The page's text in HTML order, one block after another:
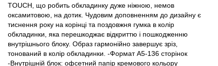
TOUCH, що робить обкладинку дуже ніжною, немов
оксамитовою, на дотик. Чудовим доповненням до дизайну є
тиснення року на корінці та поздовжня гумка в колір
обкладинки, яка перешкоджає відкриттю і пошкодженню
внутрішнього блоку. Образ гармонійно завершує зріз,
тонований в колір обкладинки. -Формат А5-136 сторінок
-Внутрішній блок: офсетний папір кремового кольору